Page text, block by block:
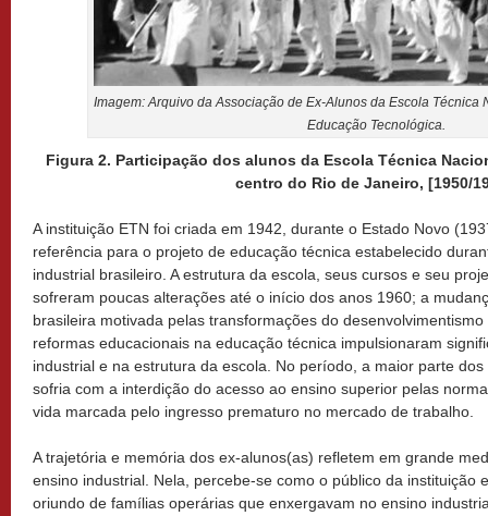
Imagem: Arquivo da Associação de Ex-Alunos da Escola Técnica
Educação Tecnológica.
Figura 2. Participação dos alunos da Escola Técnica
centro do Rio de Janeiro, [1950/
A instituição ETN foi criada em 1942, durante o Estado Novo
referência para o projeto de educação técnica estabelecido
industrial brasileiro. A estrutura da escola, seus cursos e seu
sofreram poucas alterações até o início dos anos 1960; a
brasileira motivada pelas transformações do
reformas educacionais na educação técnica impulsionaram
industrial e na estrutura da escola. No período, a maior parte
sofria com a interdição do acesso ao ensino superior pelas
vida marcada pelo ingresso prematuro no mercado de trabalho.
A trajetória e memória dos ex-alunos(as) refletem em grande
ensino industrial. Nela, percebe-se como o público da instituição
oriundo de famílias operárias que enxergavam no ensino